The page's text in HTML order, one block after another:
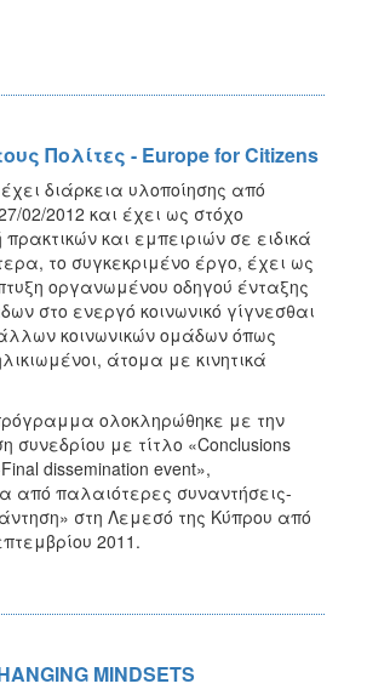
Πολίτες - Europe for Citizens
διάρκεια υλοποίησης από
02/2012 και έχει ως στόχο
και εμπειριών σε ειδικά
το συγκεκριμένο έργο, έχει ως
οργανωμένου οδηγού ένταξης
στο ενεργό κοινωνικό γίγνεσθαι
κοινωνικών ομάδων όπως
άτομα με κινητικά
ολοκληρώθηκε με την
συνεδρίου με τίτλο «Conclusions
dissemination event»,
από παλαιότερες συναντήσεις-
στη Λεμεσό της Κύπρου από
2011.
MINDSETS